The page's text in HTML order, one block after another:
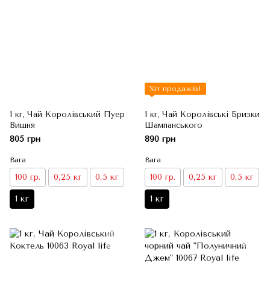
1 кг, Чай Королівський Пуер
Вишня
805 грн
Вага
100 гр. 0,25 кг 0,5 кг
1 кг
Хіт продажів!
1 кг, Чай Королівські Бризки
Шампанського
890 грн
Вага
100 гр. 0,25 кг 0,5 кг
1 кг